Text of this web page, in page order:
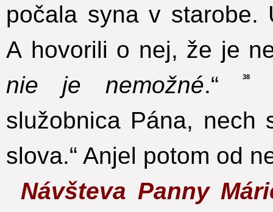
počala syna v starobe.
A hovorili o nej, že je
nie je nemožné.“ 38
služobnica Pána, nech
slova.“ Anjel potom od
Návšteva Panny